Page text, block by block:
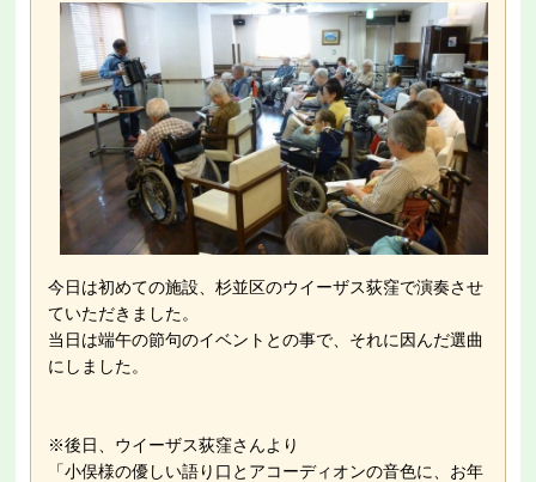
今日は初めての施設、杉並区のウイーザス荻窪で演奏させ
ていただきました。
当日は端午の節句のイベントとの事で、それに因んだ選曲
にしました。
※後日、ウイーザス荻窪さんより
「小俣様の優しい語り口とアコーディオンの音色に、お年